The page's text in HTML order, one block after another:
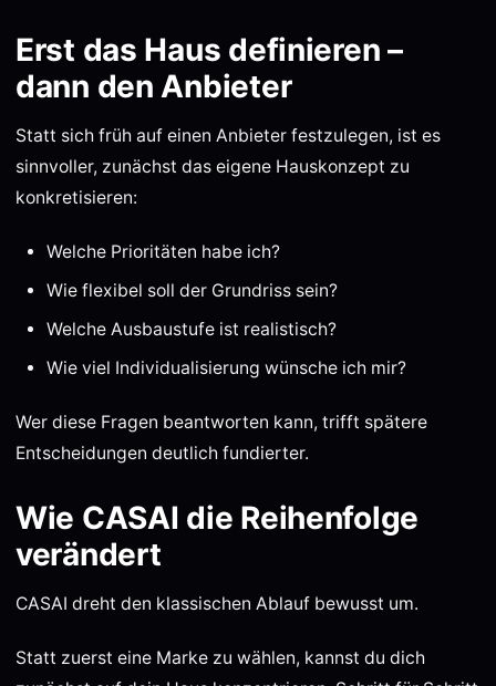
Erst das Haus definieren –
dann den Anbieter
Statt sich früh auf einen Anbieter festzulegen, ist es
sinnvoller, zunächst das eigene Hauskonzept zu
konkretisieren:
Welche Prioritäten habe ich?
Wie flexibel soll der Grundriss sein?
Welche Ausbaustufe ist realistisch?
Wie viel Individualisierung wünsche ich mir?
Wer diese Fragen beantworten kann, trifft spätere
Entscheidungen deutlich fundierter.
Wie CASAI die Reihenfolge
verändert
CASAI dreht den klassischen Ablauf bewusst um.
Statt zuerst eine Marke zu wählen, kannst du dich